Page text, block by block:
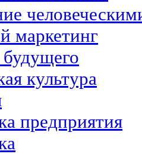
маркетинг
культура
предприятия